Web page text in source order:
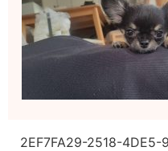
2EF7FA29-2518-